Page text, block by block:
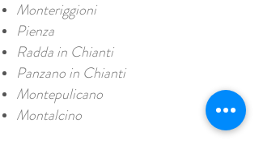
Monteriggioni
Pienza
Radda in Chianti
Panzano in Chianti
Montepulicano
Montalcino